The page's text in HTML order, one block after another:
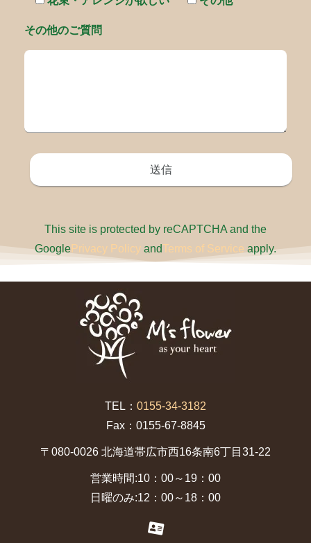
その他のご質問
This site is protected by reCAPTCHA and the
GooglePrivacy Policy andTerms of Service apply.
TEL： 0155-34-3182
Fax：0155-67-8845
〒080-0026 北海道帯広市西16条南6丁目31-22
営業時間:10：00～19：00
日曜のみ:12：00～18：00